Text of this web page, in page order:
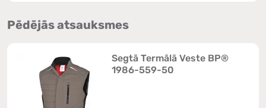
Pēdējās atsauksmes
Segtā Termālā Veste BP®
1986-559-50